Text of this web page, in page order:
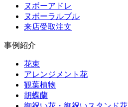
ヌボーアドレ
ヌボーラルブル
来店受取注文
事例紹介
花束
アレンジメント花
観葉植物
胡蝶蘭